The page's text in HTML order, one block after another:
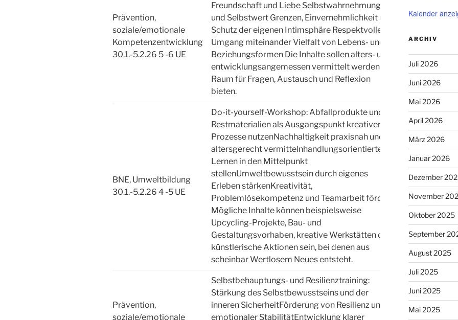
Prävention,
soziale/emotionale
Kompetenzentwicklung
30.1.-5.2.26 5 -6 UE
Freundschaft und Liebe Selbstwahrnehmung
und Selbstwert Grenzen, Einvernehmlichkeit und
Schutz der eigenen Intimsphäre Respektvoller
Umgang miteinander Vielfalt von Lebens- und
Beziehungsformen Die Inhalte sollen alters- und
entwicklungsangemessen vermittelt werden und
Raum für Fragen, Austausch und Reflexion
bieten.
Kl. 7
BNE, Umweltbildung
30.1.-5.2.26 4 -5 UE
Do-it-yourself-Workshop: Abfallprodukte und
Restmaterialien als Ausgangspunkt kreativer
Prozesse nutzenNachhaltigkeit praxisnah und
altersgerecht vermittelnhandlungsorientiertes
Lernen in den Mittelpunkt
stellenUmweltbewusstsein durch eigenes
Erleben stärkenKreativität,
Problemlösekompetenz und Teamarbeit fördern
Mögliche Inhalte können beispielsweise
Upcycling-Projekte, Bau- und
Gestaltungsvorhaben, kreative Werkstätten oder
künstlerische Aktionen sein, bei denen aus
scheinbar Wertlosem Neues entsteht.
Kl. 6
Prävention,
soziale/emotionale
Selbstbehauptungs- und Resilienztraining:
Stärkung des Selbstbewusstseins und der
inneren SicherheitFörderung von Resilienz und
emotionaler StabilitätEntwicklung klarer
Kalender
ARCHIV
Juli 2026
Juni 2026
Mai 2026
April 2026
März 2026
Januar 2026
Dezember
November
Oktober 2025
September
August 2025
Juli 2025
Juni 2025
Mai 2025